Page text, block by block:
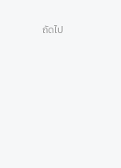
ถัดไป